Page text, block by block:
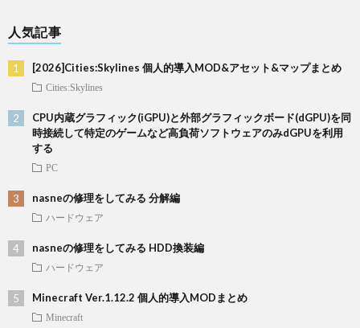
人気記事
[2026]Cities:Skylines 個人的導入MOD&アセット&マップまとめ
Cities:Skylines
CPU内蔵グラフィック(iGPU)と外部グラフィックボード(dGPU)を同
時接続して特定のゲームなど高負荷ソフトウェアのみdGPUを利用
する
PC
nasneの修理をしてみる 分解編
ハードウェア
nasneの修理をしてみる HDD換装編
ハードウェア
Minecraft Ver.1.12.2 個人的導入MODまとめ
Minecraft